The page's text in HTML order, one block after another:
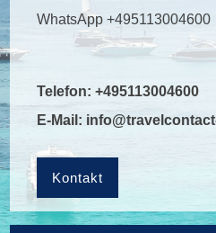
WhatsApp +495113004600
Telefon:+495113004600
E-Mail:
Kontakt